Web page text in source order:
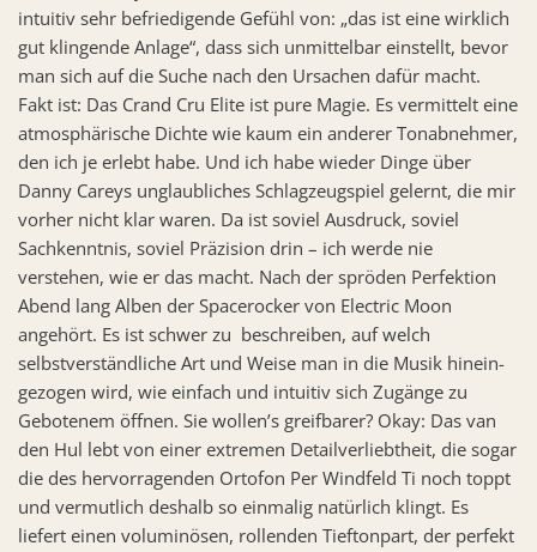
intuitiv sehr befriedigende Gefühl von: „das ist eine wirklich
gut klingende Anlage“, dass sich unmittelbar einstellt, bevor
man sich auf die Suche nach den Ursachen dafür macht.
Fakt ist: Das Crand Cru Elite ist pure Magie. Es vermittelt eine
atmosphärische Dichte wie kaum ein anderer Tonabnehmer,
den ich je erlebt habe. Und ich habe wieder Dinge über
Danny Careys unglaubliches Schlagzeugspiel gelernt, die mir
vorher nicht klar waren. Da ist soviel Ausdruck, soviel
Sachkenntnis, soviel Präzision drin – ich werde nie
verstehen, wie er das macht. Nach der spröden Perfektion
Abend lang Alben der Spacerocker von Electric Moon
angehört. Es ist schwer zu beschreiben, auf welch
selbstverständliche Art und Weise man in die Musik hinein-
gezogen wird, wie einfach und intuitiv sich Zugänge zu
Gebotenem öffnen. Sie wollen’s greifbarer? Okay: Das van
den Hul lebt von einer extremen Detailverliebtheit, die sogar
die des hervorragenden Ortofon Per Windfeld Ti noch toppt
und vermutlich deshalb so einmalig natürlich klingt. Es
liefert einen voluminösen, rollenden Tieftonpart, der perfekt